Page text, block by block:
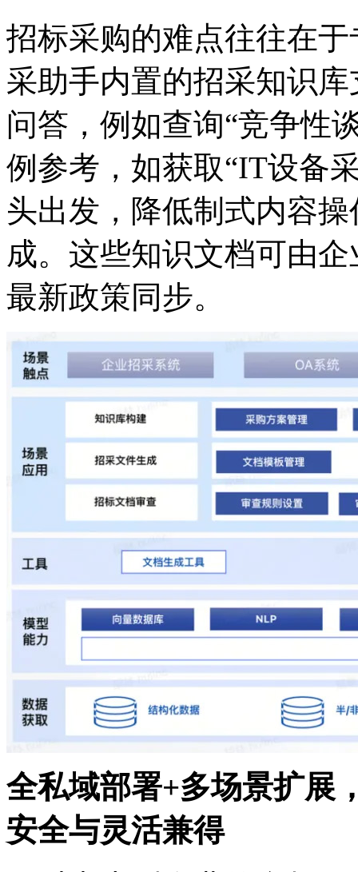
招标采购的难点往往在
采助手内置的招采知识库
问答，例如查询“竞争
例参考，如获取“IT设备
头出发，降低制式内容
成。这些知识文档可由企
最新政策同步。
全私域部署+多场景扩展
安全与灵活兼得